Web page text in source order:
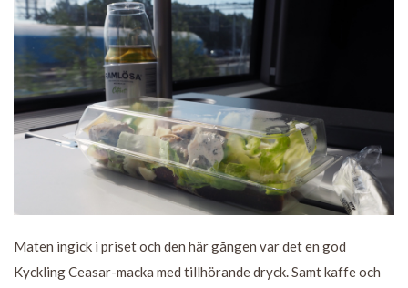
Maten ingick i priset och den här gången var det en god
Kyckling Ceasar-macka med tillhörande dryck. Samt kaffe och